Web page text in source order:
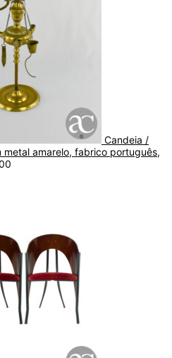
Candeia /
metal amarelo, fabrico português,